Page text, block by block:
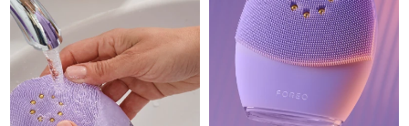
Izrael
Oczekiwany czas dostawy
8/14/26
Włochy
Oczekiwany czas dostawy
8/10/26